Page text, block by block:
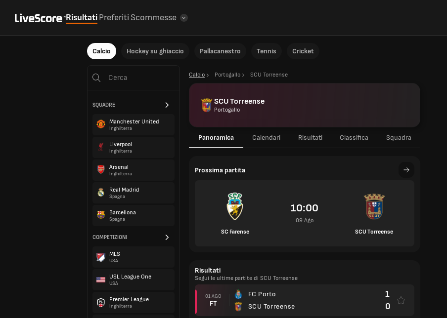
RisultatiPreferiti Scommesse
Calcio Hockey su ghiaccio Pallacanestro Tennis Cricket
SQUADRE
Manchester United
Inghilterra
Liverpool
Inghilterra
Arsenal
Inghilterra
Real Madrid
Spagna
Barcellona
Spagna
COMPETIZIONI
MLS
USA
USL League One
USA
Premier League
Inghilterra
Calcio Portogallo SCU Torreense
SCU Torreense
Portogallo
Panoramica Calendari Risultati Classifica Squadra
Prossima partita
SC Farense
10:00
09 Ago
SCU Torreense
Risultati
Segui le ultime partite di SCU Torreense
01 AGO
FT
FC Porto
SCU Torreense
1
0